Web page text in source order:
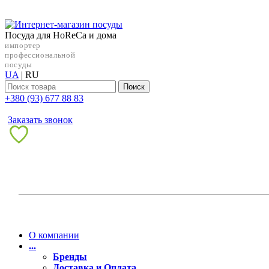
Посуда для HoReCa и дома
импортер
профессиональной
посуды
UA | RU
Поиск
+38‎0 (93) 677 88 83
Заказать звонок
О компании
...
Бренды